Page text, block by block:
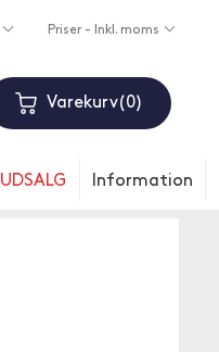
Priser - Inkl. moms
Varekurv 0
UDSALG Information